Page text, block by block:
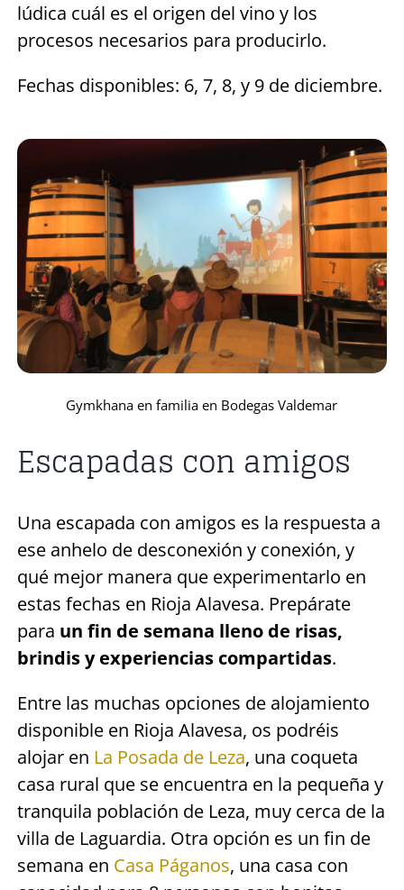
lúdica cuál es el origen del vino y los
procesos necesarios para producirlo.
Fechas disponibles: 6, 7, 8, y 9 de diciembre.
Gymkhana en familia en Bodegas Valdemar
Escapadas con amigos
Una escapada con amigos es la respuesta a
ese anhelo de desconexión y conexión, y
qué mejor manera que experimentarlo en
estas fechas en Rioja Alavesa. Prepárate
para un fin de semana lleno de risas,
brindis y experiencias compartidas.
Entre las muchas opciones de alojamiento
disponible en Rioja Alavesa, os podréis
alojar en La Posada de Leza, una coqueta
casa rural que se encuentra en la pequeña y
tranquila población de Leza, muy cerca de la
villa de Laguardia. Otra opción es un fin de
semana en Casa Páganos, una casa con